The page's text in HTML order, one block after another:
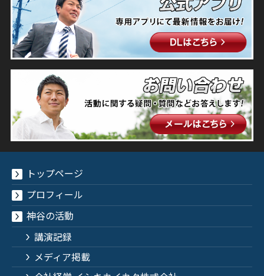
トップページ
プロフィール
神谷の活動
講演記録
メディア掲載